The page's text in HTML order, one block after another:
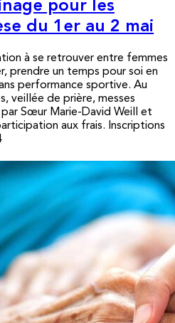
pour les
du 1er au 2 mai
à se retrouver entre femmes
prendre un temps pour soi en
performance sportive. Au
veillée de prière, messes
Sœur Marie-David Weill et
aux frais. Inscriptions